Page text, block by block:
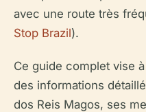
avec une route très
Stop Brazil).
Ce guide complet vise
des informations
dos Reis Magos, ses